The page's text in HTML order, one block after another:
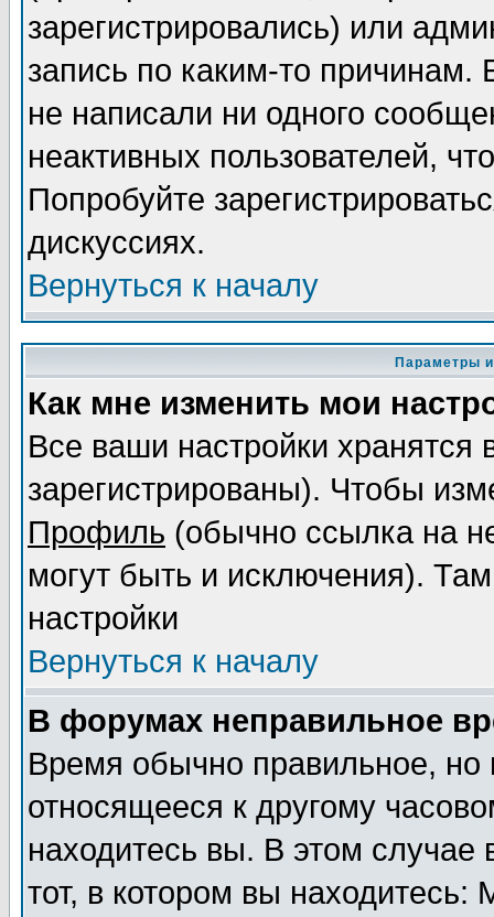
зарегистрировались) или
запись по каким-то
не написали ни одного
неактивных пользователей,
Попробуйте
дискуссиях.
Вернуться к началу
Параметры
Как мне изменить мои
Все ваши настройки
зарегистрированы). Чтобы
Профиль (обычно ссылка на
могут быть и исключения).
настройки
Вернуться к началу
В форумах неправильное
Время обычно правильное,
относящееся к другому
находитесь вы. В этом
тот, в котором вы